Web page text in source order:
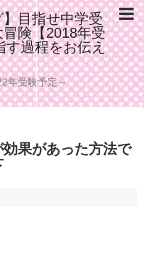
目指せ中学受
険【2018年受
す過程をお伝え
年受験予定～
果があった方法で